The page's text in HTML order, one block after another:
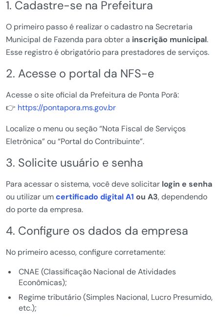
1. Cadastre-se na Prefeitura
O primeiro passo é realizar o cadastro na Secretaria
Municipal de Fazenda para obter a inscrição municipal.
Esse registro é obrigatório para prestadores de serviços.
2. Acesse o portal da NFS-e
Acesse o site oficial da Prefeitura de Ponta Porã:
👉 https://pontapora.ms.gov.br
Localize o menu ou seção “Nota Fiscal de Serviços
Eletrônica” ou “Portal do Contribuinte”.
3. Solicite usuário e senha
Para acessar o sistema, você deve solicitar login e senha
ou utilizar umcertificado digital A1 ou A3, dependendo
do porte da empresa.
4. Configure os dados da empresa
No primeiro acesso, configure corretamente:
CNAE (Classificação Nacional de Atividades
Econômicas);
Regime tributário (Simples Nacional, Lucro Presumido,
etc.);